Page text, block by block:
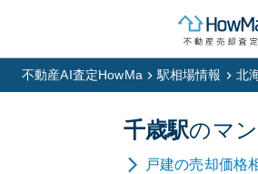
不動産AI査定HowMa 駅相場情報 北
千歳駅のマ
戸建の売却価格